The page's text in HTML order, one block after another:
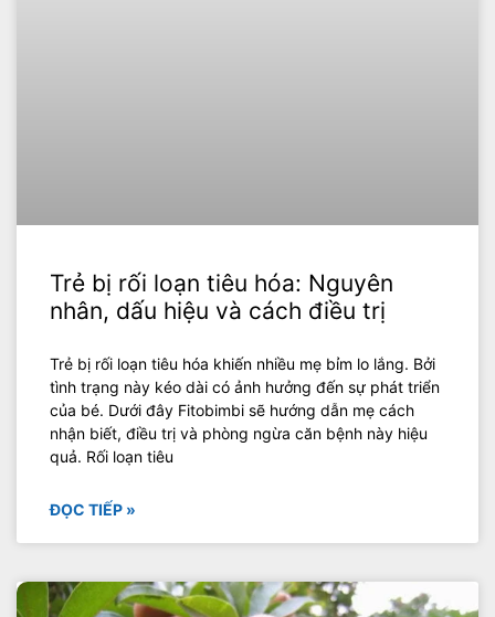
Trẻ bị rối loạn tiêu hóa: Nguyên
nhân, dấu hiệu và cách điều trị
Trẻ bị rối loạn tiêu hóa khiến nhiều mẹ bỉm lo lắng. Bởi
tình trạng này kéo dài có ảnh hưởng đến sự phát triển
của bé. Dưới đây Fitobimbi sẽ hướng dẫn mẹ cách
nhận biết, điều trị và phòng ngừa căn bệnh này hiệu
quả. Rối loạn tiêu
ĐỌC TIẾP »